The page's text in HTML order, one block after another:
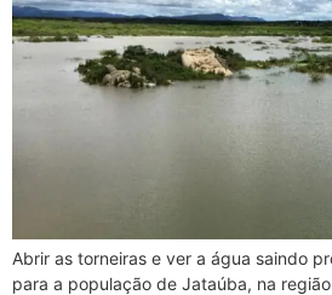
Abrir as torneiras e ver a água saindo
para a população de Jataúba, na